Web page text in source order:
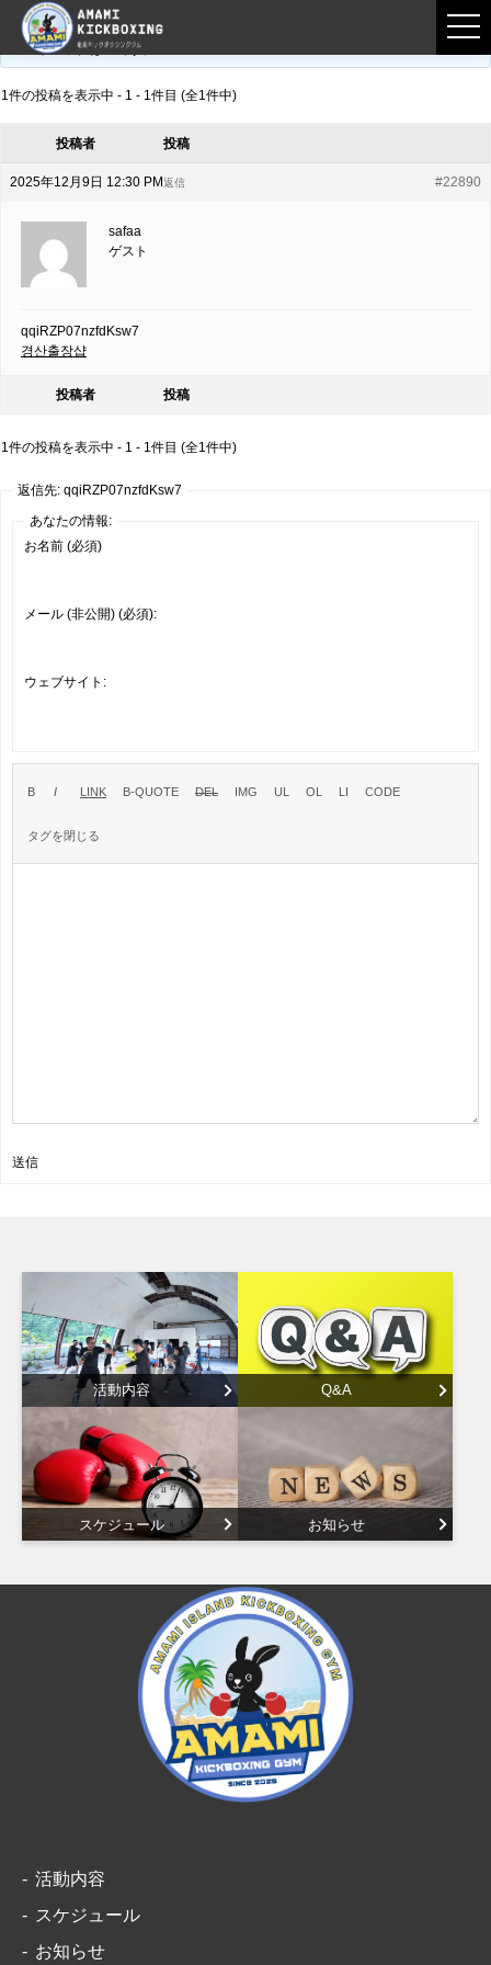
フロントページ › フォーラム
このトピックは空です。
1件の投稿を表示中 - 1 - 1件目 (全1件中)
投稿者 投稿
2025年12月9日 12:30 PM #22890
返信
safaa
ゲスト
qqiRZP07nzfdKsw7
경산출장샵
投稿者 投稿
1件の投稿を表示中 - 1 - 1件目 (全1件中)
返信先: qqiRZP07nzfdKsw7
あなたの情報:
お名前 (必須)
メール (非公開) (必須):
ウェブサイト:
送信
活動内容 Q&A
スケジュール お知らせ
活動内容
スケジュール
お知らせ